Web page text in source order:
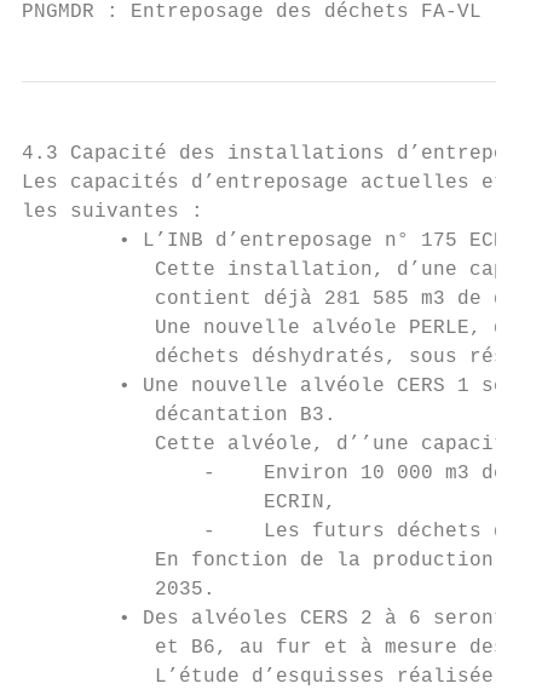
PNGMDR : Entreposage des déchets FA-
4.3 Capacité des installations
Les capacités d’entreposage actuelles
les suivantes :
        • L’INB d’entreposage n° 175 ECRIN.
Cette installation, d’une
contient déjà 281 585 m3 de
Une nouvelle alvéole PERLE, de
déchets déshydratés, sous
• Une nouvelle alvéole CERS 1
           décantation B3.
Cette alvéole, d’’une capacité
-    Environ 10 000 m3 des
                    ECRIN,
-    Les futurs déchets de
En fonction de la production
           2035.
• Des alvéoles CERS 2 à 6 seront
et B6, au fur et à mesure des
L’étude d’esquisses réalisée